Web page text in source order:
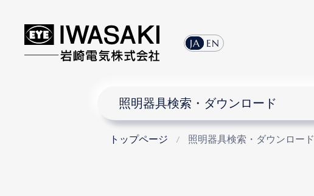
JA EN
照明器具検索・ダウンロード
トップページ 照明器具検索・ダウンロード